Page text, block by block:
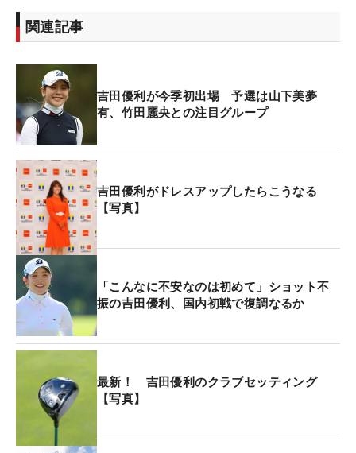
関連記事
吉田優利が今季初出場 予選は山下美夢
有、竹田麗央との注目グループ
吉田優利がドレスアップしたらこうなる
【写真】
「こんなに不安なのは初めて」ショット不
振の吉田優利、国内初戦で復調なるか
最新！ 吉田優利のクラブセッティング
【写真】